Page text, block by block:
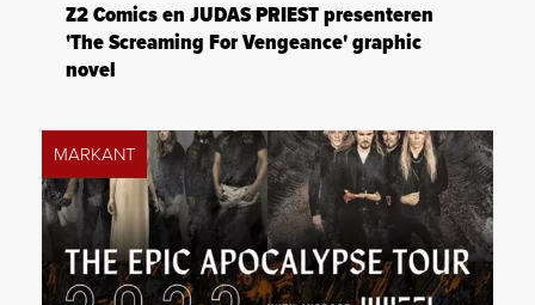
Z2 Comics en JUDAS PRIEST presenteren
'The Screaming For Vengeance' graphic
novel
MARKANT